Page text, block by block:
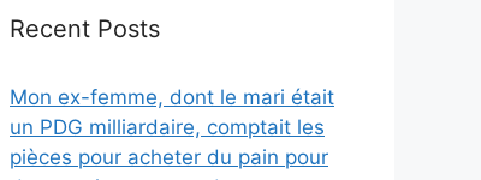
Recent Posts
Mon ex-femme, dont le mari était
un PDG milliardaire, comptait les
pièces pour acheter du pain pour